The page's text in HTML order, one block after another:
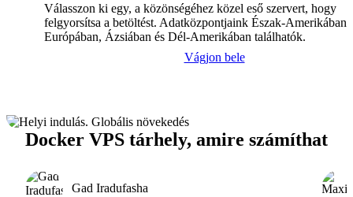
Válasszon ki egy, a közönségéhez közel eső szervert, hogy
felgyorsítsa a betöltést. Adatközpontjaink Észak-Amerikában,
Európában, Ázsiában és Dél-Amerikában találhatók.
Vágjon bele
Docker VPS tárhely, amire számíthat
Gad Iradufasha